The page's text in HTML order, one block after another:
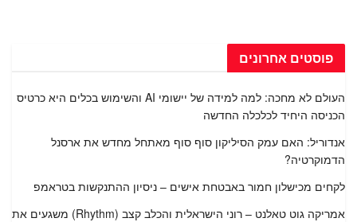
פוסטים אחרונים
העולם לא מחכה: למה למידה של יישומי AI והשימוש בכלים היא כרטיס
הכניסה היחיד לכלכלה החדשה
אנדוריל: האם עמק הסיליקון סוף סוף מאתחל מחדש את ארסנל
הדמוקרטיה?
לקחים מכישלון חמור באבטחת אישים – ניסיון ההתנקשות בטראמפ
אמריקה גוט טאלנט – רוני הישראלית והכלב קצב (Rhythm) משגעים את